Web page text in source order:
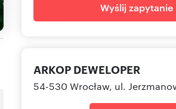
Wyślij zapytanie
ARKOP DEWELOPER
54-530 Wrocław, ul.